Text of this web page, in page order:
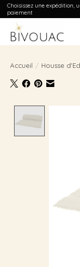
Choisissez une
paiement
Accueil / Housse